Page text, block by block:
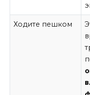
Ходите пешком